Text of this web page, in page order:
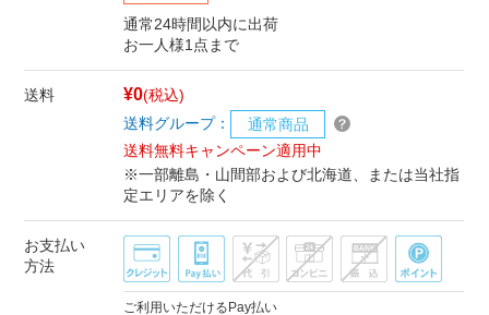
通常24時間以内に出荷
お一人様1点まで
送料 ¥0(税込)
送料グループ：
通常商品
送料無料キャンペーン適用中
※一部離島・山間部および北海道、または当社指
定エリアを除く
お支払い
方法
ご利用いただけるPay払い